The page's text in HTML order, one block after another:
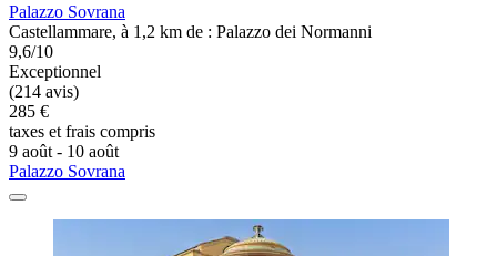
Palazzo Sovrana
Castellammare, à 1,2 km de : Palazzo dei Normanni
9,6/10
Exceptionnel
(214 avis)
285 €
taxes et frais compris
9 août - 10 août
Palazzo Sovrana